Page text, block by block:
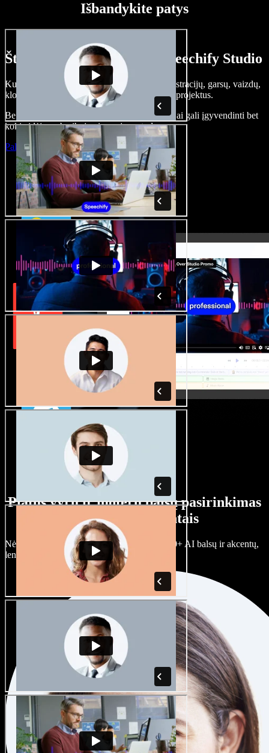
Išbandykite patys
Štai ką galite nuveikti su Speechify Studio
Kurkite įgarsinimus, pridėkite nemokamų iliustracijų, garsų, vaizdų,
klonuokite balsą – kurkite pilnus, įspūdingus projektus.
Be jokių mokymų ir viskas naršyklėje – kūrėjai gali įgyvendinti bet
kokią idėją, neberibojami senųjų metodų.
Paleisti studiją
Platus vyrų ir moterų balsų pasirinkimas
su įvairiais akcentais
Nėra dviejų vienodų projektų. Rinkitės iš 100+ AI balsų ir akcentų,
lengvai juos prisitaikykite.